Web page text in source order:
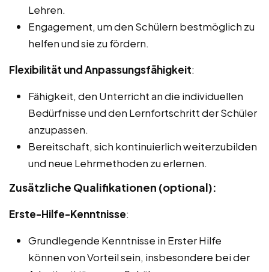
Lehren.
Engagement, um den Schülern bestmöglich zu
helfen und sie zu fördern.
Flexibilität und Anpassungsfähigkeit:
Fähigkeit, den Unterricht an die individuellen
Bedürfnisse und den Lernfortschritt der Schüler
anzupassen.
Bereitschaft, sich kontinuierlich weiterzubilden
und neue Lehrmethoden zu erlernen.
Zusätzliche Qualifikationen (optional):
Erste-Hilfe-Kenntnisse:
Grundlegende Kenntnisse in Erster Hilfe
können von Vorteil sein, insbesondere bei der